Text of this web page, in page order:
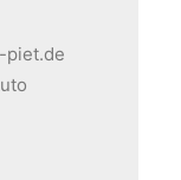
piet.de